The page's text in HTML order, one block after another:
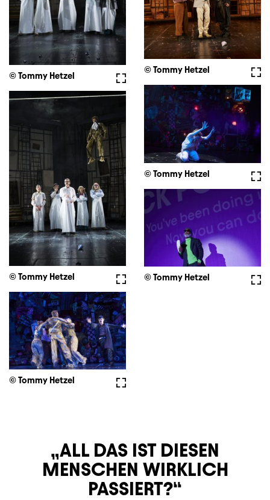
© Tommy Hetzel
Fullscreen
© Tommy Hetzel
© Tommy Hetzel
Fullscreen
© Tommy Hetzel © Tommy Hetzel
Fullscreen
© Tommy Hetzel
ALL DAS IST DIESEN
MENSCHEN WIRKLICH
PASSIERT?